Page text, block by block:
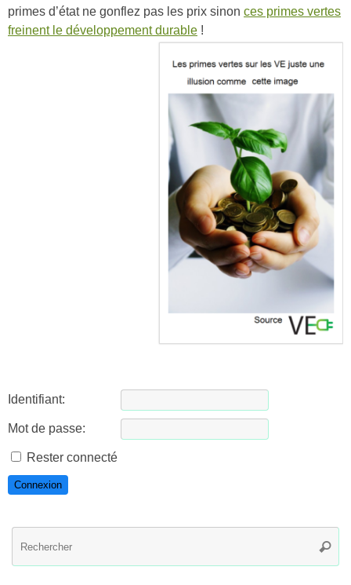
primes d’état ne gonflez pas les prix sinon ces primes vertes
freinent le développement durable !
Identifiant:
Mot de passe:
Rester connecté
Connexion